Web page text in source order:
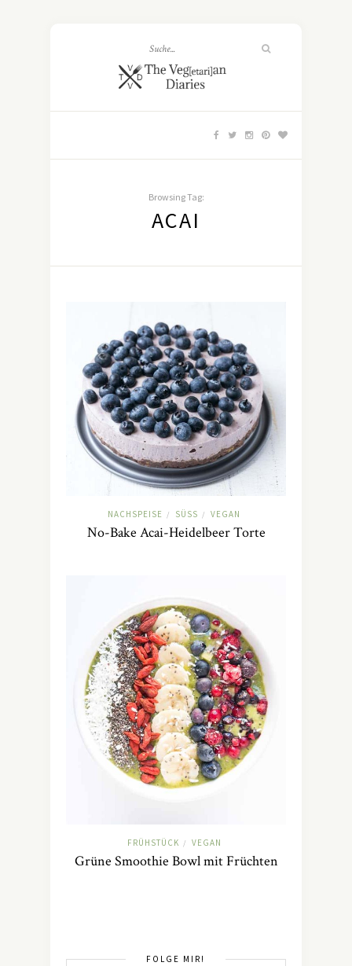
Browsing Tag:
ACAI
NACHSPEISE / SÜSS / VEGAN
No-Bake Acai-Heidelbeer Torte
FRÜHSTÜCK / VEGAN
Grüne Smoothie Bowl mit Früchten
FOLGE MIR!